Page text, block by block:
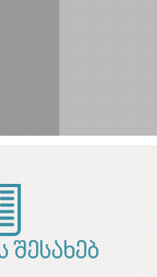
შესახებ